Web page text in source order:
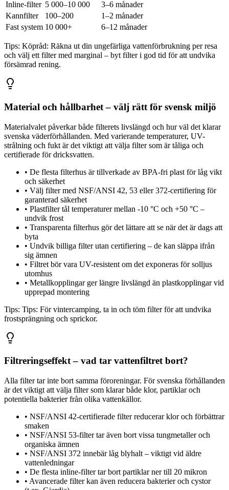
Inline-filter 5 000–10 000
3–6 månader
Kannfilter
100–200
1–2 månader
Fast system 10 000+ 6–12 månader
Tips: Köpråd: Räkna ut din ungefärliga vattenförbrukning per resa
och välj ett filter med marginal – byt filter i god tid för att undvika
försämrad rening.
Material och hållbarhet – välj rätt för svensk miljö
Materialvalet påverkar både filterets livslängd och hur väl det klarar
svenska väderförhållanden. Med varierande temperaturer, UV-
strålning och fukt är det viktigt att välja filter som är tåliga och
certifierade för dricksvatten.
• De flesta filterhus är tillverkade av BPA-fri plast för låg vikt
och säkerhet
• Välj filter med NSF/ANSI 42, 53 eller 372-certifiering för
garanterad säkerhet
• Plastfilter tål temperaturer mellan -10 °C och +50 °C –
undvik frost
• Transparenta filterhus gör det lättare att se när det är dags att
byta
• Undvik billiga filter utan certifiering – de kan släppa ifrån
sig ämnen
• Filtret bör vara UV-resistent om det exponeras för solljus
utomhus
• Metallkopplingar ger längre livslängd än plastkopplingar vid
upprepad montering
Tips: Tips: För vintercamping, ta in och töm filter för att undvika
frostsprängning och sprickor.
Filtreringseffekt – vad tar vattenfiltret bort?
Alla filter tar inte bort samma föroreningar. För svenska förhållanden
är det viktigt att välja filter som klarar både klor, partiklar och
potentiella bakterier från olika vattenkällor.
• NSF/ANSI 42-certifierade filter reducerar klor och förbättrar
smaken
• NSF/ANSI 53-filter tar även bort vissa tungmetaller och
organiska ämnen
• NSF/ANSI 372 innebär låg blyhalt – viktigt vid äldre
vattenledningar
• De flesta inline-filter tar bort partiklar ner till 20 mikron
• Avancerade filter kan även reducera bakterier och cystor